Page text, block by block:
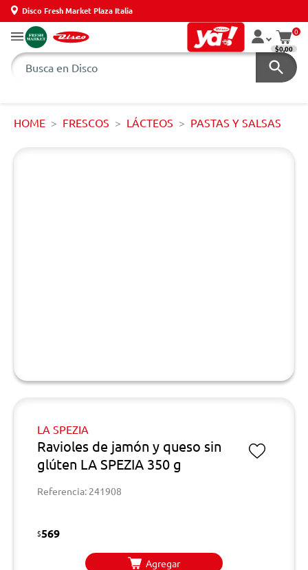
Disco Fresh Market Plaza Italia
0
$0,00
HOME FRESCOS LÁCTEOS PASTAS Y SALSAS
LA SPEZIA
Ravioles de jamón y queso sin
glúten LA SPEZIA 350 g
Referencia: 241908
$569
Agregar